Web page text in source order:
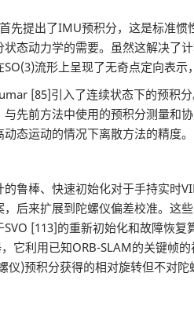
提出了IMU预积分，这是标准惯
态动力学的需要。虽然这解决了
流形上呈现了无奇点定向表示
[85]引入了连续状态下的预积分
先前方法中使用的预积分测量和
态运动的情况下离散方法的精度。
棒、快速初始化对于手持实时
后来扩展到陀螺仪偏差校准。这
[113]的重新初始化和故障恢
它利用已知ORB-SLAM的关键帧
)预积分获得的相对旋转但不对